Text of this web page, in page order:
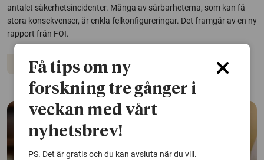
antalet säkerhetsincidenter. Många av sårbarheterna, som kan få
stora konsekvenser, är enkla felkonfigureringar. Det framgår av en ny
rapport från FOI.
Digitalisering
Få tips om ny
forskning tre gånger i
veckan med vårt
nyhetsbrev!
PS. Det är gratis och du kan avsluta när du vill.